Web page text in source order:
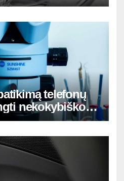
telefonų
nekokybiško